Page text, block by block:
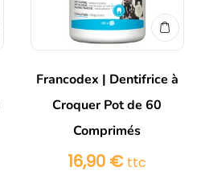
Francodex | Dentifrice à
Croquer Pot de 60
Comprimés
16,90 € ttc